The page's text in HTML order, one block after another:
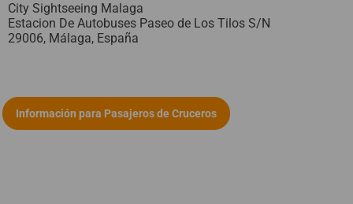
City Sightseeing Malaga
Estacion De Autobuses Paseo de Los Tilos S/N
29006, Málaga, España
Información para Pasajeros de Cruceros